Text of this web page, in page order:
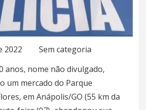
2022
Sem categoria
anos, nome não divulgado,
um mercado do Parque
em Anápolis/GO (55 km da